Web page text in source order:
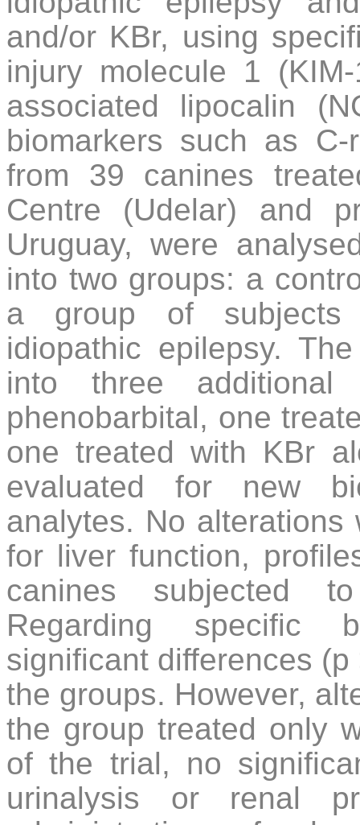
and/or KBr, using
injury molecule 1
associated lipocalin
biomarkers such as
from 39 canines
Centre (Udelar) and
Uruguay, were
into two groups: a
a group of subjects
idiopathic epilepsy.
into three
phenobarbital, one
one treated with KBr
evaluated for new
analytes. No
for liver function,
canines subjected
Regarding specific
significant differences
the groups. However,
the group treated only
of the trial, no
urinalysis or renal